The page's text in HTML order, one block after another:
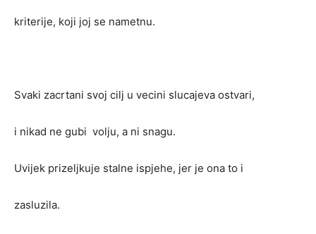
kriterije, koji joj se nametnu.
Svaki zacrtani svoj cilj u vecini slucajeva ostvari,
i nikad ne gubi volju, a ni snagu.
Uvijek prizeljkuje stalne ispjehe, jer je ona to i
zasluzila.